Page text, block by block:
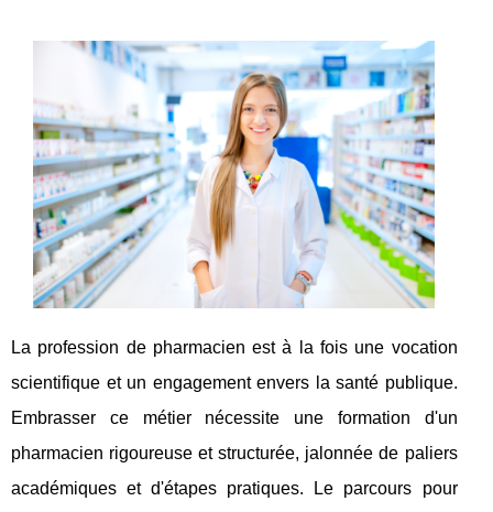
La profession de pharmacien est à la fois une vocation
scientifique et un engagement envers la santé publique.
Embrasser ce métier nécessite une formation d'un
pharmacien rigoureuse et structurée, jalonnée de paliers
académiques et d'étapes pratiques. Le parcours pour